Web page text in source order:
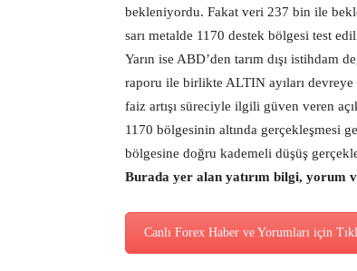
bekleniyordu. Fakat veri 237 bin ile
sarı metalde 1170 destek bölgesi test
Yarın ise ABD’den tarım dışı
raporu ile birlikte ALTIN ayıları
faiz artışı süreciyle ilgili güven veren
1170 bölgesinin altında gerçekleşmesi
bölgesine doğru kademeli düşüş
Burada yer alan yatırım bilgi, yorum
Canlı Forex Haber ve Yorumları için